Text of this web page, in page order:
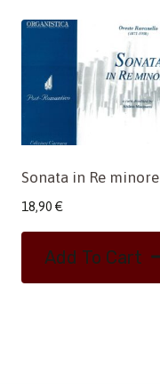
Sonata in Re minore
18,90 €
Add To Cart